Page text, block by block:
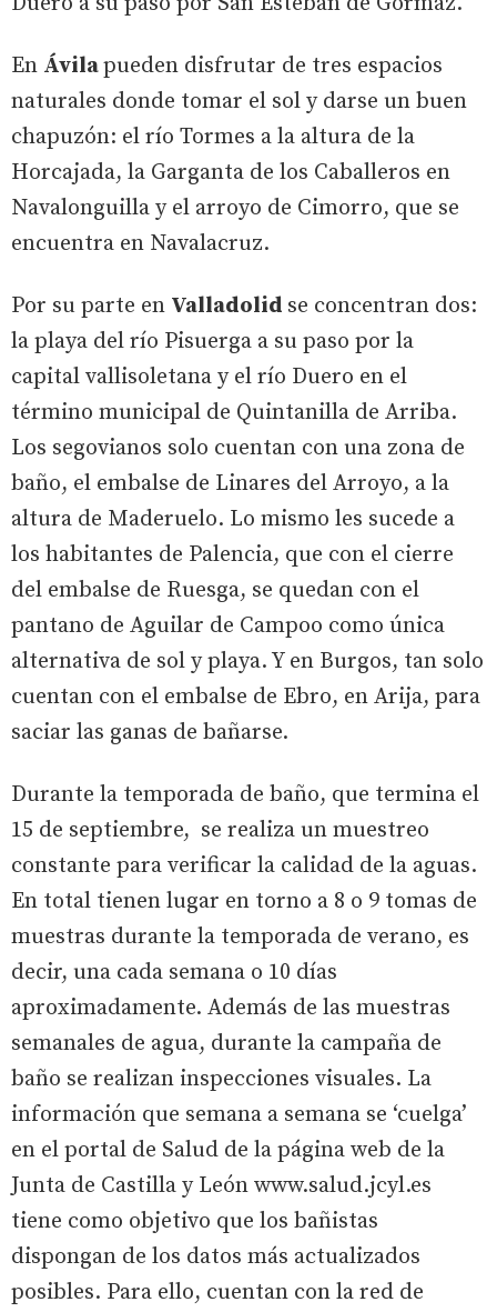
En Ávilapueden disfrutar de tres espacios
naturales donde tomar el sol y darse un buen
chapuzón: el río Tormes a la altura de la
Horcajada, la Garganta de los Caballeros en
Navalonguilla y el arroyo de Cimorro, que se
encuentra en Navalacruz.
Por su parte en Valladolid se concentran dos:
la playa del río Pisuerga a su paso por la
capital vallisoletana y el río Duero en el
término municipal de Quintanilla de Arriba.
Los segovianos solo cuentan con una zona de
baño, el embalse de Linares del Arroyo, a la
altura de Maderuelo. Lo mismo les sucede a
los habitantes de Palencia, que con el cierre
del embalse de Ruesga, se quedan con el
pantano de Aguilar de Campoo como única
alternativa de sol y playa. Y en Burgos, tan solo
cuentan con el embalse de Ebro, en Arija, para
saciar las ganas de bañarse.
Durante la temporada de baño, que termina el
15 de septiembre, se realiza un muestreo
constante para verificar la calidad de la aguas.
En total tienen lugar en torno a 8 o 9 tomas de
muestras durante la temporada de verano, es
decir, una cada semana o 10 días
aproximadamente. Además de las muestras
semanales de agua, durante la campaña de
baño se realizan inspecciones visuales. La
información que semana a semana se ‘cuelga’
en el portal de Salud de la página web de la
Junta de Castilla y León www.salud.jcyl.es
tiene como objetivo que los bañistas
dispongan de los datos más actualizados
posibles. Para ello, cuentan con la red de